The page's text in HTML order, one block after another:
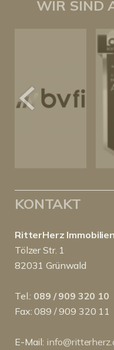
WIR SIND
KONTAKT
RitterHerz Immobilien
Tölzer Str. 1
82031 Grünwald
Tel.: 089 / 909 320 10
Fax: 089 / 909 320 11
E-Mail: